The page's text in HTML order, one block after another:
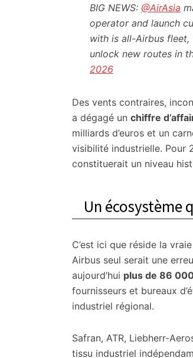
BIG NEWS: @AirAsia
operator and launch
with is all-Airbus
unlock new routes in
2026
Des vents contraires,
a dégagé un chiffre
milliards d’euros et un
visibilité industrielle. Pour
constituerait un niveau
Un écosystème
C’est ici que réside la
Airbus seul serait une
aujourd’hui plus de 86
fournisseurs et bureaux
industriel régional.
Safran, ATR, Liebherr-
tissu industriel